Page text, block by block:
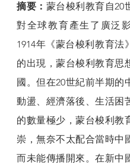
摘要： 蒙台梭利教育自20
對全球教育產生了廣泛
1914年《蒙台梭利教育法
的出現，蒙台梭利教育思
國。但在20世紀前半期的
動盪、經濟落後、生活困
的數量極少，蒙台梭利教
崇，無奈不太配合當時中
而未能傳播開來。在新中